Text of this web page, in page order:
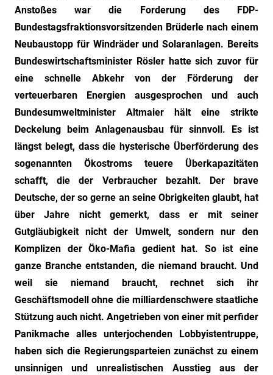
Anstoßes war die Forderung des FDP-
Bundestagsfraktionsvorsitzenden Brüderle nach einem
Neubaustopp für Windräder und Solaranlagen. Bereits
Bundeswirtschaftsminister Rösler hatte sich zuvor für
eine schnelle Abkehr von der Förderung der
verteuerbaren Energien ausgesprochen und auch
Bundesumweltminister Altmaier hält eine strikte
Deckelung beim Anlagenausbau für sinnvoll. Es ist
längst belegt, dass die hysterische Überförderung des
sogenannten Ökostroms teuere Überkapazitäten
schafft, die der Verbraucher bezahlt. Der brave
Deutsche, der so gerne an seine Obrigkeiten glaubt, hat
über Jahre nicht gemerkt, dass er mit seiner
Gutgläubigkeit nicht der Umwelt, sondern nur den
Komplizen der Öko-Mafia gedient hat. So ist eine
ganze Branche entstanden, die niemand braucht. Und
weil sie niemand braucht, rechnet sich ihr
Geschäftsmodell ohne die milliardenschwere staatliche
Stützung auch nicht. Angetrieben von einer mit perfider
Panikmache alles unterjochenden Lobbyistentruppe,
haben sich die Regierungsparteien zunächst zu einem
unsinnigen und unrealistischen Ausstieg aus der